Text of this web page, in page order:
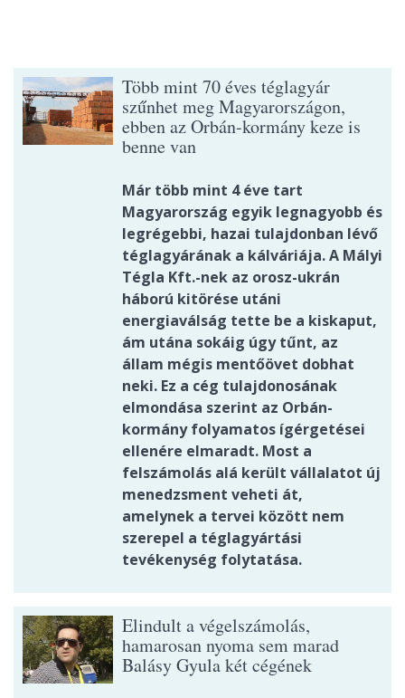
Több mint 70 éves téglagyár
szűnhet meg Magyarországon,
ebben az Orbán-kormány keze is
benne van
Már több mint 4 éve tart
Magyarország egyik legnagyobb és
legrégebbi, hazai tulajdonban lévő
téglagyárának a kálváriája. A Mályi
Tégla Kft.-nek az orosz-ukrán
háború kitörése utáni
energiaválság tette be a kiskaput,
ám utána sokáig úgy tűnt, az
állam mégis mentőövet dobhat
neki. Ez a cég tulajdonosának
elmondása szerint az Orbán-
kormány folyamatos ígérgetései
ellenére elmaradt. Most a
felszámolás alá került vállalatot új
menedzsment veheti át,
amelynek a tervei között nem
szerepel a téglagyártási
tevékenység folytatása.
Elindult a végelszámolás,
hamarosan nyoma sem marad
Balásy Gyula két cégének